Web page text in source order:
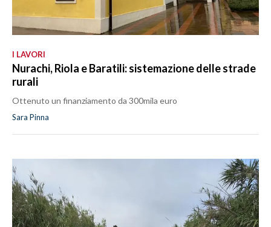
I LAVORI
Nurachi, Riola e Baratili: sistemazione delle strade
rurali
Ottenuto un finanziamento da 300mila euro
Sara Pinna